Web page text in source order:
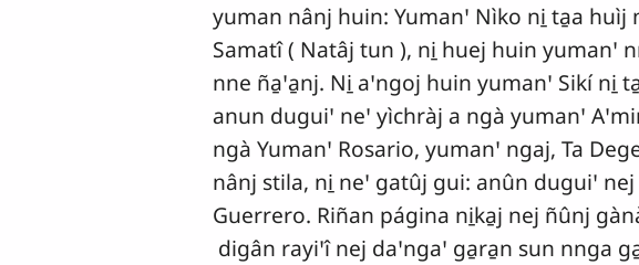
yuman nânj huin: Yumanꞌ Nìko ni̱ ta̱a huìj
Samatî ( Natâj tun ), ni̱ huej huin yumanꞌ
nne ña̱ꞌa̱nj. Ni̱ aꞌngoj huin yumanꞌ Sikí ni̱
anun duguiꞌ neꞌ yìchràj a ngà yumanꞌ
ngà Yumanꞌ Rosario, yumanꞌ ngaj, Ta
nânj stila, ni̱ neꞌ gatûj gui: anûn duguiꞌ
Guerrero. Riñan página ni̱ka̱j nej ñûnj
digân rayiꞌî nej daꞌngaꞌ ga̱ra̱n sun nnga